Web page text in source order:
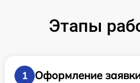
Этапы
1
Оформление